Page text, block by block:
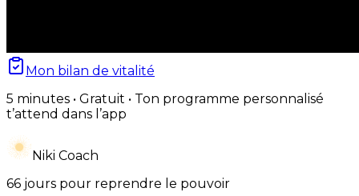
Mon bilan de vitalité
5 minutes • Gratuit • Ton programme personnalisé
t’attend dans l’app
Niki Coach
66 jours pour reprendre le pouvoir